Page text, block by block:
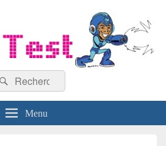
Recherche :
Rechercher
Menu